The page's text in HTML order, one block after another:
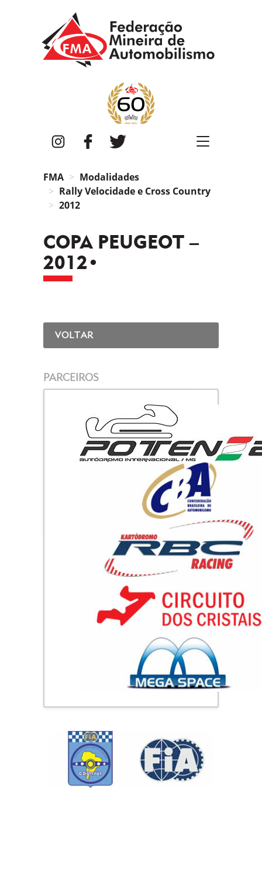
InstagramFacebook
FMA
Modalidades
Rally Velocidade e Cross Country
2012
COPA PEUGEOT –
2012•
VOLTAR
PARCEIROS